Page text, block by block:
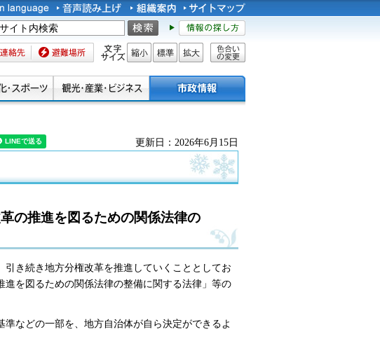
先 避難場所 文字サイズ
縮小 標準 拡大
色合い
更新日：2026年6月15日
の推進を図るための関係法律の
き続き地方分権改革を推進していくこととしてお
を図るための関係法律の整備に関する法律」等の
などの一部を、地方自治体が自ら決定ができるよ